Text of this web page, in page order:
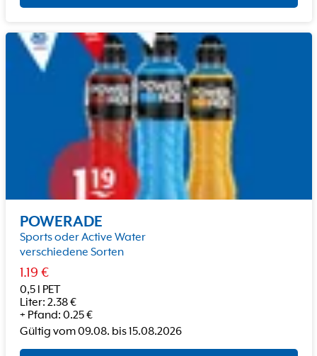
POWERADE
Sports oder Active Water
verschiedene Sorten
1.19 €
0,5 l PET
Liter: 2.38€
+ Pfand: 0.25€
Gültig vom09.08. bis15.08.2026